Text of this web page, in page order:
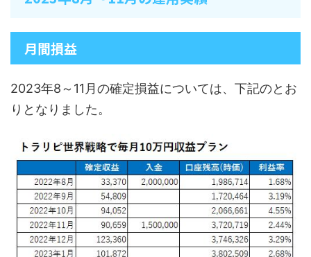
月間損益
2023年8～11月の確定損益については、下記のとお
りとなりました。